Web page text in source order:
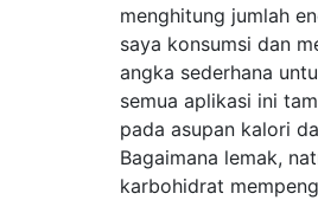
menghitung jumlah
saya konsumsi dan
angka sederhana
semua aplikasi ini
pada asupan kalori
Bagaimana lemak,
karbohidrat